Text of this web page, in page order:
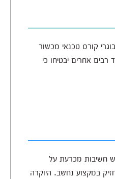
קורס טכנאי מכשור
רבים אחרים יבטיחו כי
חשיבות מכרעת על
במקצוע נחשב. היוקרה